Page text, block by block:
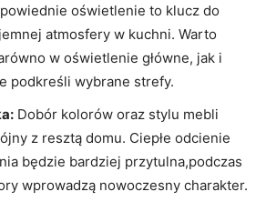
oświetlenie to klucz do
atmosfery w kuchni. Warto
w oświetlenie główne, jak i
podkreśli wybrane strefy.
Dobór kolorów oraz stylu mebli
z resztą domu. Ciepłe‍ odcienie
będzie bardziej przytulna,podczas
wprowadzą nowoczesny charakter.